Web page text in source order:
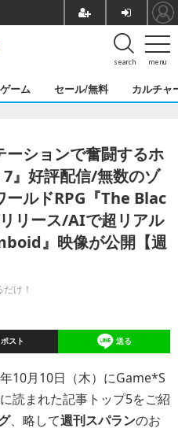
menu
search
ーム セール/無料 カルチャ
ーションで奮闘するホ
』好評配信/無数のゾ
ールドRPG『The Blac
リース/AIで超リアル
』映像が公開【週
け！
ポスト 送る
10月10日（木）にGame*S
読まれた記事トップ5をご紹
、略して週刊スパランのお